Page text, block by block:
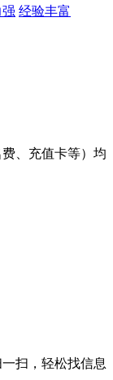
经验丰富
、充值卡等）均
扫，轻松找信息